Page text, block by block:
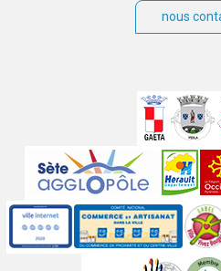
nous
partenaires
Labels